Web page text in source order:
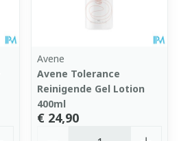
Avene
Avene Tolerance
Reinigende Gel Lotion
400ml
€ 24,90